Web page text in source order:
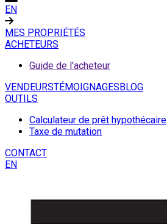
EN
MES PROPRIÉTÉS
ACHETEURS
Guide de l'acheteur
VENDEURSTÉMOIGNAGESBLOG
OUTILS
Calculateur de prêt hypothécaire
Taxe de mutation
CONTACT
EN